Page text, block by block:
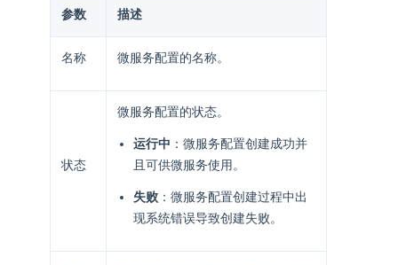
参数 描述
名称 微服务配置的名称。
状态
微服务配置的状态。
运行中 ：微服务配置创建成功并
且可供微服务使用。
失败 ：微服务配置创建过程中出
现系统错误导致创建失败。